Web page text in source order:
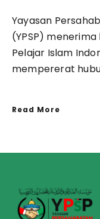
Yayasan
(YPSP)
Pelajar Islam
mempererat
Read More